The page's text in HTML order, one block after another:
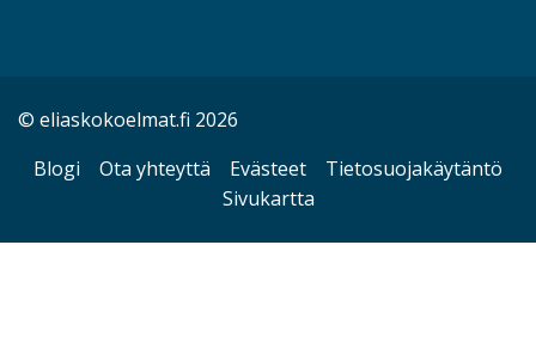
© eliaskokoelmat.fi 2026
Blogi
Ota yhteyttä Evästeet
Tietosuojakäytäntö
Sivukartta